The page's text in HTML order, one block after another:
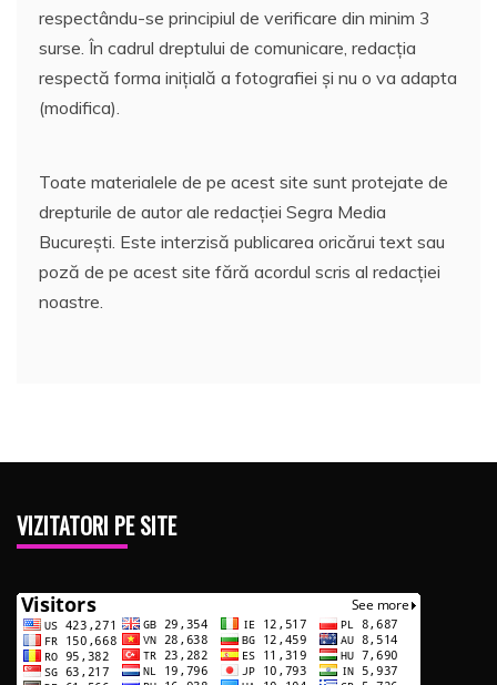
respectându-se principiul de verificare din minim 3
surse. În cadrul dreptului de comunicare, redacția
respectă forma inițială a fotografiei și nu o va adapta
(modifica).
Toate materialele de pe acest site sunt protejate de
drepturile de autor ale redacției Segra Media
București. Este interzisă publicarea oricărui text sau
poză de pe acest site fără acordul scris al redacției
noastre.
VIZITATORI PE SITE